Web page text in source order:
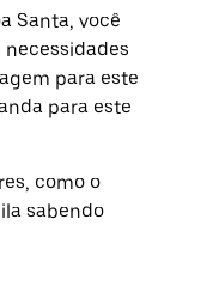
Santa, você
necessidades
para este
para este
como o
sabendo